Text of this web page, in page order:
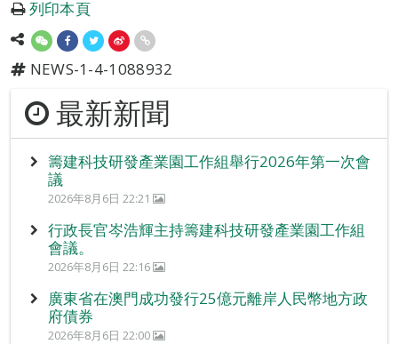
列印本頁
NEWS-1-4-1088932
最新新聞
籌建科技研發產業園工作組舉行2026年第一次會
議
2026年8月6日 22:21
行政長官岑浩輝主持籌建科技研發產業園工作組
會議。
2026年8月6日 22:16
廣東省在澳門成功發行25億元離岸人民幣地方政
府債券
2026年8月6日 22:00